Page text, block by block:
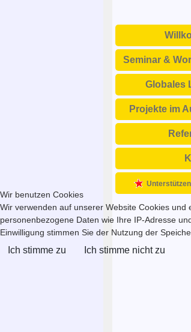
Seminar &
Globales
Projekte im
Wir benutzen Cookies
Wir verwenden auf unserer Website Cookies
personenbezogene Daten wie Ihre IP-Adresse
Einwilligung stimmen Sie der Nutzung der
Ich stimme zu Ich stimme nicht zu